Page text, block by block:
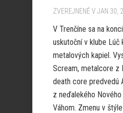
ZVEREJNENÉ V JAN 30,
V Trenčíne sa na
uskutoční v klube
metalových kapiel.
Scream, metalcore z
death core predvedú
z neďalekého
Váhom. Zmenu v